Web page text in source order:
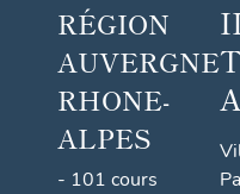
RÉGION
AUVERGNE
RHONE-
ALPES
- 101 cours